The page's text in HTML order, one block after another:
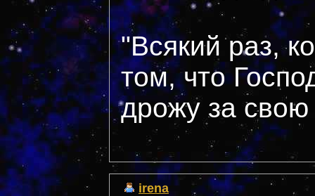
"Всякий раз,
том, что
дрожу за свою
irena